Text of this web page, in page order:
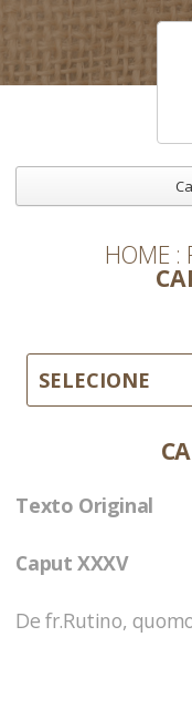
HOME
SELECIONE
Texto Original
Caput XXXV
De fr.Rutino,